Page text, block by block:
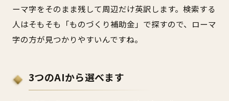
ーマ字をそのまま残して周辺だけ英訳します。検索する
人はそもそも「ものづくり補助金」で探すので、ローマ
字の方が見つかりやすいんですね。
3つのAIから選べます